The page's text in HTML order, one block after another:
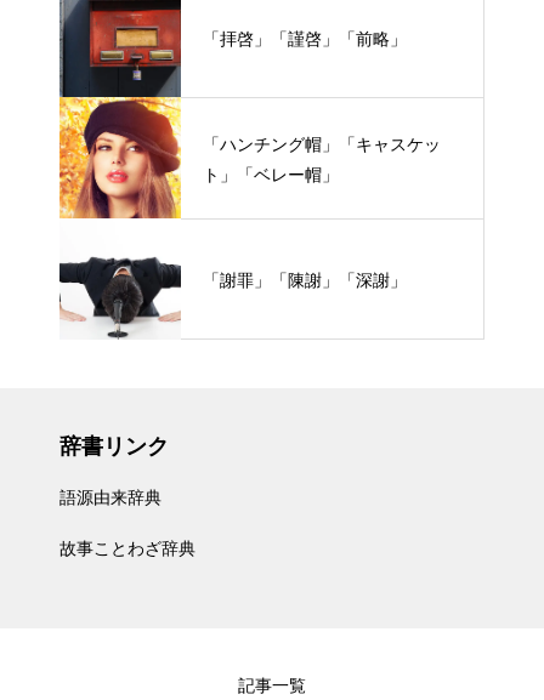
「拝啓」「謹啓」「前略」
「ハンチング帽」「キャスケッ
ト」「ベレー帽」
「謝罪」「陳謝」「深謝」
辞書リンク
語源由来辞典
故事ことわざ辞典
記事一覧